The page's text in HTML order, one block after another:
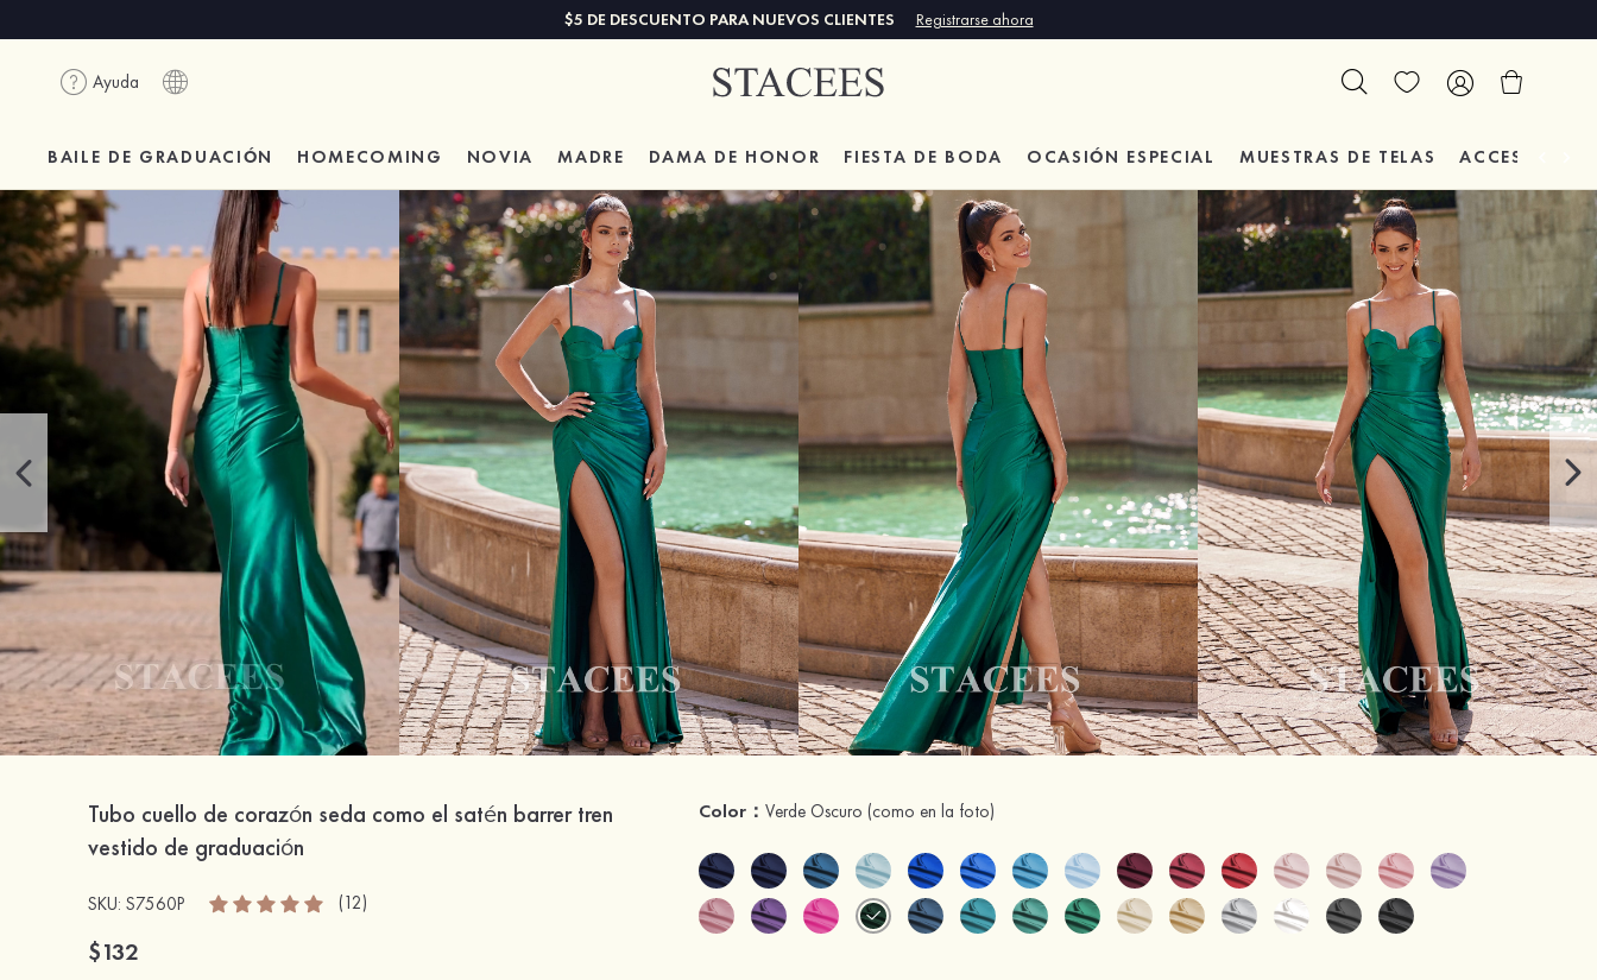
$5 DE DESCUENTO PARA NUEVOS CLIENTES Registrarse ahora
Ayuda
BAILE DE GRADUACIÓN HOMECOMING NOVIA MADRE DAMA DE HONOR FIESTA DE BODA OCASIÓN ESPECIAL MUESTRAS DE TELAS ACCESORIOS
Tubo cuello de corazón seda como el satén barrer tren
vestido de graduación
SKU: S7560P (12)
$132
Color：Verde Oscuro (como en la foto)